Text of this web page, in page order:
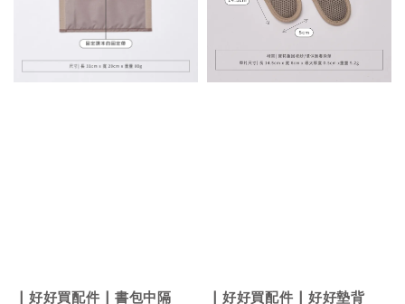
| 好好買配件 | 書包中隔
| 好好買配件 | 好好墊背